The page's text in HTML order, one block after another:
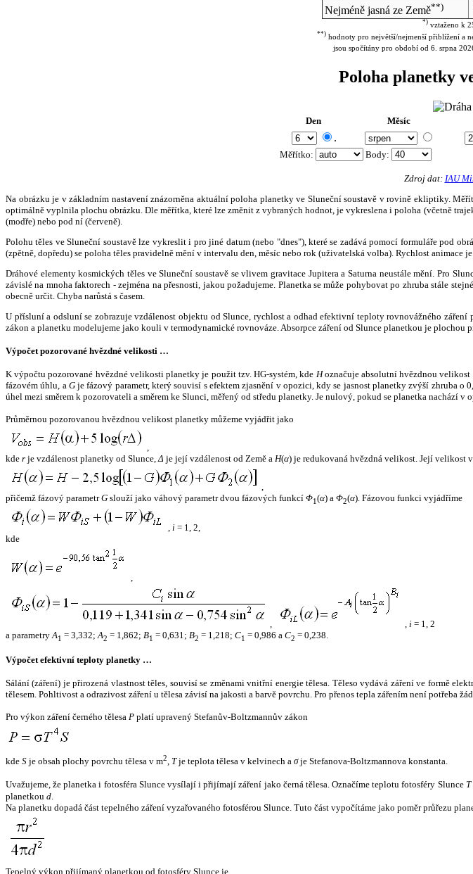
Nejméně jasná ze Země**)
*)vztaženo k
**) hodnoty pro největší/nejmenší přiblížení a
jsou spočítány pro období od 6. srpna
Poloha planetky
Den Měsíc
.
Měřítko: Body:
Zdroj dat: IAU
Na obrázku je v základním nastavení znázorněna aktuální poloha planetky ve Sluneční soustavě v rovině ekliptiky.
optimálně vyplnila plochu obrázku. Dle měřítka, které lze změnit z vybraných hodnot, je vykreslena i poloha (včetně
(modře) nebo pod ní (červeně).
Polohu těles ve Sluneční soustavě lze vykreslit i pro jiné datum (nebo "dnes"), které se zadává pomocí formuláře pod
(zpětně, dopředu) se poloha těles pravidelně mění v intervalu den, měsíc nebo rok (uživatelská volba). Rychlost animace
Dráhové elementy kosmických těles ve Sluneční soustavě se vlivem gravitace Jupitera a Saturna neustále mění. Pro
závislé na mnoha faktorech - zejména na přesnosti, jakou požadujeme. Planetka se může pohybovat po zhruba stále
obecně určit. Chyba narůstá s časem.
U přísluní a odsluní se zobrazuje vzdálenost objektu od Slunce, rychlost a odhad efektivní teploty rovnovážného záření
zákon a planetku modelujeme jako kouli v termodynamické rovnováze. Absorpce záření od Slunce planetkou je plochou
Výpočet pozorované hvězdné velikosti …
K výpočtu pozorované hvězdné velikosti planetky je použit tzv. HG-systém, kde Hoznačuje absolutní hvězdnou velikost
fázovém úhlu, a Gje fázový parametr, který souvisí s efektem zjasnění v opozici, kdy se jasnost planetky zvýší zhruba o
úhel mezi směrem k pozorovateli a směrem ke Slunci, měřený od středu planetky. Je nulový, pokud se planetka nachází v
Průměrnou pozorovanou hvězdnou velikost planetky můžeme vyjádřit jako
,
kde r je vzdálenost planetky od Slunce,Δ je její vzdálenost od Země a H(α) je redukovaná hvězdná velikost. Její velikost
,
přičemž fázový parametrG slouží jako váhový parametr dvou fázových funkcí Φ1(α) a Φ2(α). Fázovou funkci vyjádříme
, i = 1, 2,
kde
,
, , i = 1, 2
a parametryA1 = 3,332;A2 = 1,862; B1 = 0,631; B2 = 1,218; C1 = 0,986 a C2 = 0,238.
Výpočet efektivní teploty planetky …
Sálání (záření) je přirozená vlastnost těles, souvisí se změnami vnitřní energie tělesa. Těleso vydává záření ve formě
tělesem. Pohltivost a odrazivost záření u tělesa závisí na jakosti a barvě povrchu. Pro přenos tepla zářením není potřeba
Pro výkon záření černého tělesa P platí upravený Stefanův-Boltzmannův zákon
kde S je obsah plochy povrchu tělesa v m2, Tje teplota tělesa v kelvinech a σje Stefanova-Boltzmannova konstanta.
Uvažujeme, že planetka i fotosféra Slunce vysílají i přijímají záření jako černá tělesa. Označíme teplotu fotosféry Slunce T
planetkou d.
Na planetku dopadá část tepelného záření vyzařovaného fotosférou Slunce. Tuto část vypočítáme jako poměr průřezu
Tepelný výkon přijímaný planetkou od fotosféry Slunce je